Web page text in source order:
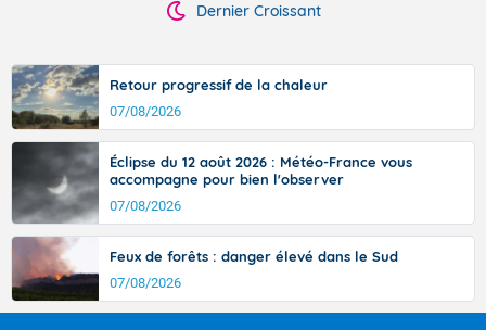
Dernier Croissant
Retour progressif de la chaleur
07/08/2026
Éclipse du 12 août 2026 : Météo-France vous
accompagne pour bien l'observer
07/08/2026
Feux de forêts : danger élevé dans le Sud
07/08/2026